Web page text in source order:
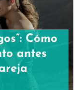
Cómo
antes